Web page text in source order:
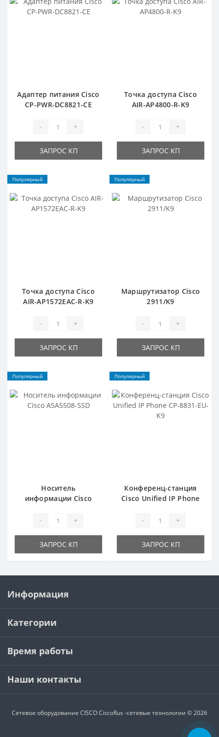
Адаптер питания Cisco
CP-PWR-DC8821-CE
- +
ЗАПРОС КП
Точка доступа Cisco
AIR-AP4800-R-K9
- +
ЗАПРОС КП
Популярный
Точка доступа Cisco
AIR-AP1572EAC-R-K9
- +
ЗАПРОС КП
Популярный
Маршрутизатор Cisco
2911/K9
- +
ЗАПРОС КП
Популярный
Носитель
информации Cisco
- +
ЗАПРОС КП
Популярный
Конференц-станция
Cisco Unified IP Phone
- +
ЗАПРОС КП
Информация
Категории
Время работы
Наши контакты
Сетевое оборудование CISCOCiscoRus -сетевые технологии © 2026